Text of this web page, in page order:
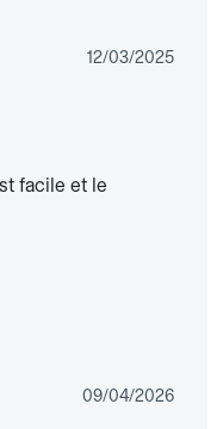
12/03/2025
facile et le
09/04/2026